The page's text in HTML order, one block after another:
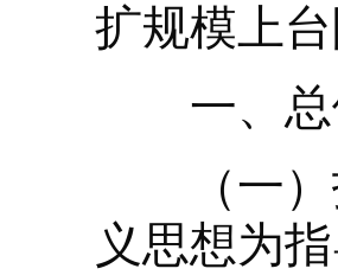
扩规模上
一、总
（一）指
义思想为